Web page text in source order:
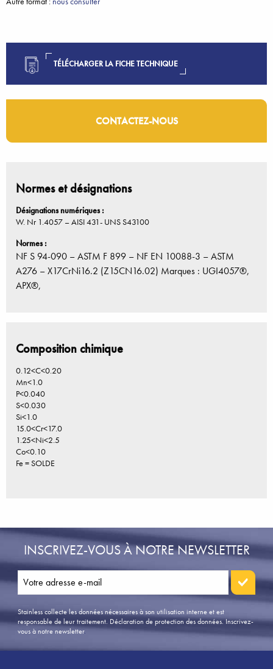
TÉLÉCHARGER LA FICHE TECHNIQUE
CONTACTEZ-NOUS
Normes et désignations
Désignations numériques :
W. Nr 1.4057 – AISI 431- UNS S43100
Normes :
NF S 94-090 – ASTM F 899 – NF EN 10088-3 – ASTM
A276 – X17CrNi16.2 (Z15CN16.02) Marques : UGI4057®,
APX®,
Composition chimique
0.12<C<0.20
Mn<1.0
P<0.040
S<0.030
Si<1.0
15.0<Cr<17.0
1.25<Ni<2.5
Co<0.10
Fe = SOLDE
INSCRIVEZ-VOUS À NOTRE NEWSLETTER
Stainless collecte les données nécessaires à son utilisation interne et est
responsable de leur traitement. Déclaration de protection des données.Inscrivez-
vous à notre newsletter.